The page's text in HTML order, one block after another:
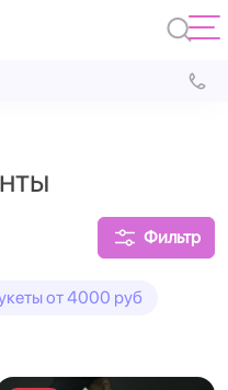
Фильтр
от 4000 руб